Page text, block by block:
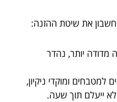
את שיטת ההזנה:
מדודה יותר, נהדר
למטבחים ומוקדי ניקיון,
ייעלם תוך שעה.